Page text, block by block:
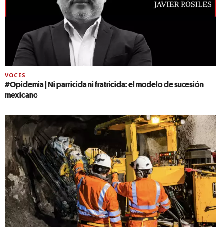
VOCES
#Opidemia | Ni parricida ni fratricida: el modelo de sucesión
mexicano